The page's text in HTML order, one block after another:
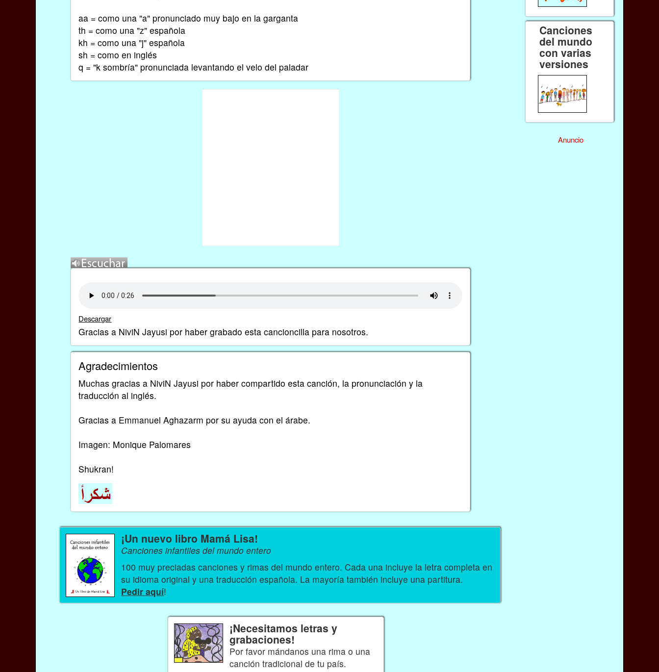
aa = como una "a" pronunciado muy bajo en la garganta
th = como una "z" española
kh = como una "j" española
sh = como en inglés
q = "k sombría" pronunciada levantando el velo del paladar
Descargar
Gracias a NiviN Jayusi por haber grabado esta cancioncilla para nosotros.
Agradecimientos
Muchas gracias a NiviN Jayusi por haber compartido esta canción, la pronunciación y la
traducción al inglés.
Gracias a Emmanuel Aghazarm por su ayuda con el árabe.
Imagen: Monique Palomares
Shukran!
¡Un nuevo libro Mamá Lisa!
Canciones infantiles del mundo entero
100 muy preciadas canciones y rimas del mundo entero. Cada una incluye la letra completa en
su idioma original y una traducción española. La mayoría también incluye una partitura.
Pedir aquí!
¡Necesitamos letras y
grabaciones!
Por favor mándanos una rima o una
canción tradicional de tu país.
Canciones
del mundo
con varias
versiones
Anuncio